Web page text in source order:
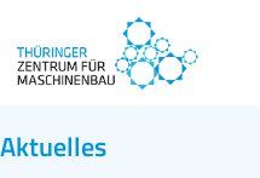
Aktuelles